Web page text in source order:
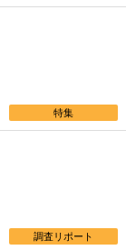
特集
調査リポート